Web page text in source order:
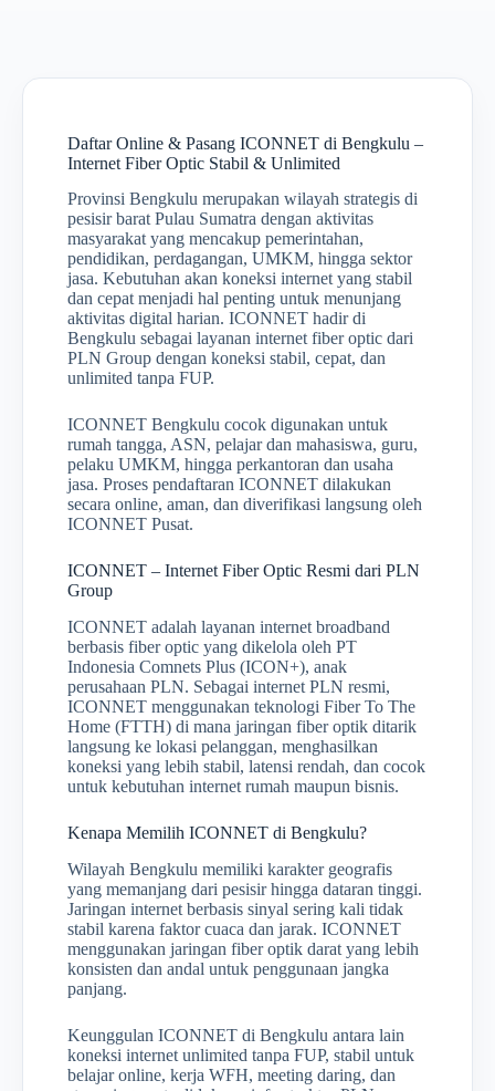
Daftar Online & Pasang ICONNET di Bengkulu –
Internet Fiber Optic Stabil & Unlimited
Provinsi Bengkulu merupakan wilayah strategis di
pesisir barat Pulau Sumatra dengan aktivitas
masyarakat yang mencakup pemerintahan,
pendidikan, perdagangan, UMKM, hingga sektor
jasa. Kebutuhan akan koneksi internet yang stabil
dan cepat menjadi hal penting untuk menunjang
aktivitas digital harian. ICONNET hadir di
Bengkulu sebagai layanan internet fiber optic dari
PLN Group dengan koneksi stabil, cepat, dan
unlimited tanpa FUP.
ICONNET Bengkulu cocok digunakan untuk
rumah tangga, ASN, pelajar dan mahasiswa, guru,
pelaku UMKM, hingga perkantoran dan usaha
jasa. Proses pendaftaran ICONNET dilakukan
secara online, aman, dan diverifikasi langsung oleh
ICONNET Pusat.
ICONNET – Internet Fiber Optic Resmi dari PLN
Group
ICONNET adalah layanan internet broadband
berbasis fiber optic yang dikelola oleh PT
Indonesia Comnets Plus (ICON+), anak
perusahaan PLN. Sebagai internet PLN resmi,
ICONNET menggunakan teknologi Fiber To The
Home (FTTH) di mana jaringan fiber optik ditarik
langsung ke lokasi pelanggan, menghasilkan
koneksi yang lebih stabil, latensi rendah, dan cocok
untuk kebutuhan internet rumah maupun bisnis.
Kenapa Memilih ICONNET di Bengkulu?
Wilayah Bengkulu memiliki karakter geografis
yang memanjang dari pesisir hingga dataran tinggi.
Jaringan internet berbasis sinyal sering kali tidak
stabil karena faktor cuaca dan jarak. ICONNET
menggunakan jaringan fiber optik darat yang lebih
konsisten dan andal untuk penggunaan jangka
panjang.
Keunggulan ICONNET di Bengkulu antara lain
koneksi internet unlimited tanpa FUP, stabil untuk
belajar online, kerja WFH, meeting daring, dan